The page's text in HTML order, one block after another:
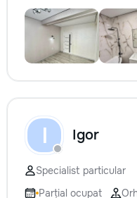
I Igor
Specialist particular
Parțial ocupat